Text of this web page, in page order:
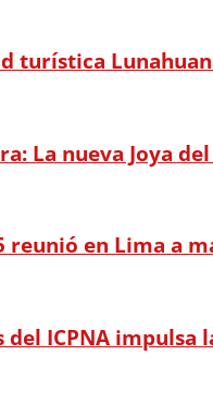
turística
La nueva Joya
reunió en Lima a
del ICPNA